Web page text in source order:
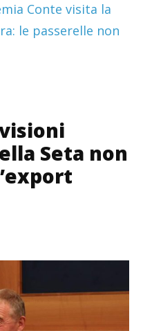
Conte visita la
le passerelle non
Seta non